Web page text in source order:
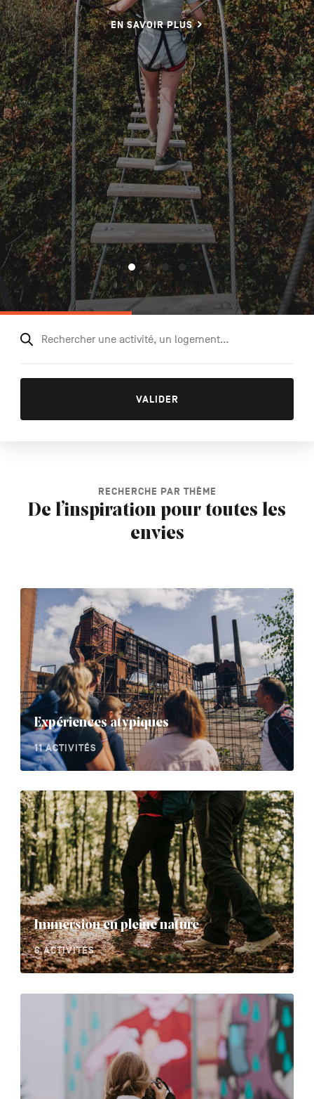
NL DE EN
Navigation
secondaire
EN SAVOIR PLUS
Rechercher
activité,
logement…
VALIDER
RECHERCHE PAR THÈME
De l’inspiration pour toutes les
envies
Expériences atypiques
11 ACTIVITÉS
Immersion en pleine nature
6 ACTIVITÉS